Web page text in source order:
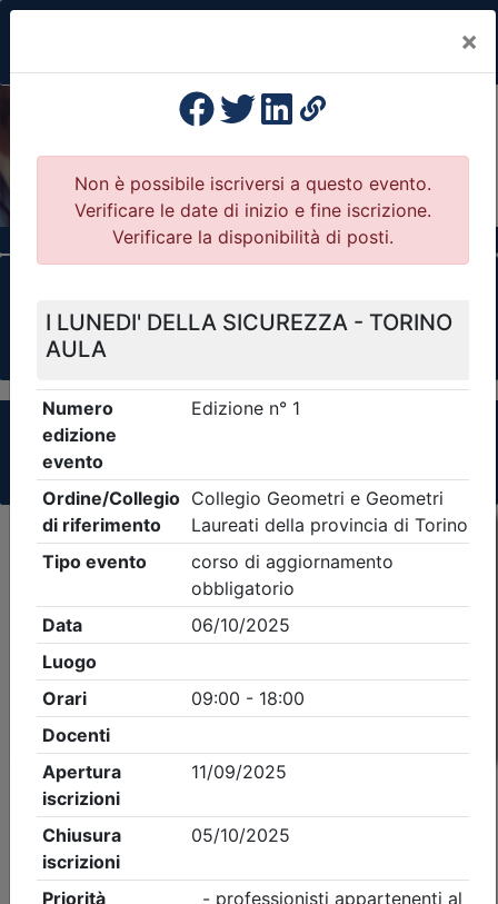
×
Previous
Il portale della formazione per Ordini e
Clicca qui - espandi la sezione dei filtri ricerca
Criteri di ricerca applicati:
- Tipo Ordine/collegio:Geometri
Torino- Eventi in programma dal7/8/2026
Dettagli evento
Gratuito